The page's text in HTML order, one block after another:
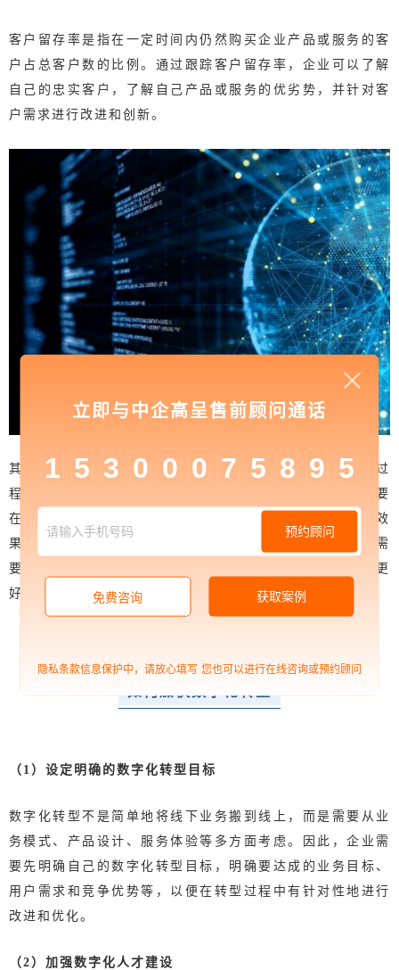
客户留存率是指在一定时间内仍然购买企业产品或服务的客
户占总客户数的比例。通过跟踪客户留存率，企业可以了解
自己的忠实客户，了解自己产品或服务的优劣势，并针对客
户需求进行改进和创新。
其次，企业需要充分认识到数字化转型不是一蹴而就的过
程，并非上线营销型网站就标志着数字化转型成功，还需要
在实践中不断总结和调整，不断提升数字化转型的水平和效
果。因此，企业从战略上到具体实施中的每一个环节，都需
要注重细节，做好规划和管理，这样才能够在数字化时代更
好的完成转型升级。
如何加快数字化转型
（1）设定明确的数字化转型目标
数字化转型不是简单地将线下业务搬到线上，而是需要从业
务模式、产品设计、服务体验等多方面考虑。
因此，企业需
要先明确自己的数字化转型目标，明确要达成的业务目标、
用户需求和竞争优势等，以便在转型过程中有针对性地进行
改进和优化。
（2）加强数字化人才建设
立即与中企高呈售前顾问通话
1 5 3 0 0 0 7 5 8 9 5
预约顾问
免费咨询 获取案例
隐私条款信息保护中，请放心填写 您也可以进行在线咨询或预约顾问